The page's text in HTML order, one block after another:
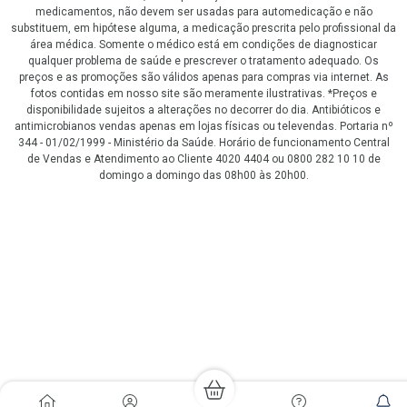
medicamentos, não devem ser usadas para automedicação e não
substituem, em hipótese alguma, a medicação prescrita pelo profissional da
área médica. Somente o médico está em condições de diagnosticar
qualquer problema de saúde e prescrever o tratamento adequado. Os
preços e as promoções são válidos apenas para compras via internet. As
fotos contidas em nosso site são meramente ilustrativas. *Preços e
disponibilidade sujeitos a alterações no decorrer do dia. Antibióticos e
antimicrobianos vendas apenas em lojas físicas ou televendas. Portaria nº
344 - 01/02/1999 - Ministério da Saúde. Horário de funcionamento Central
de Vendas e Atendimento ao Cliente 4020 4404 ou 0800 282 10 10 de
domingo a domingo das 08h00 às 20h00.